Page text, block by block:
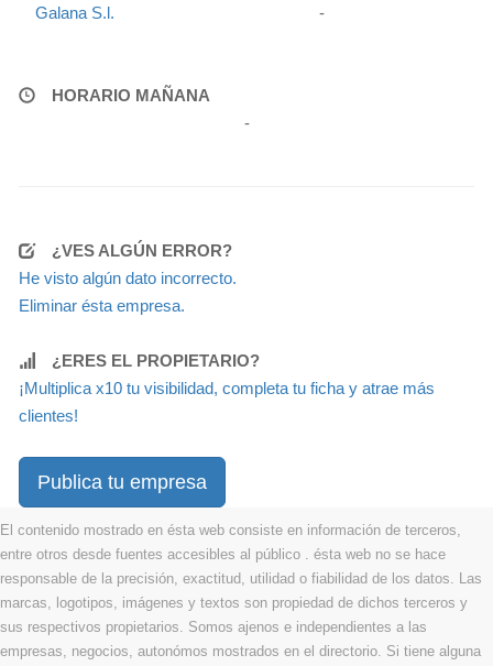
Galana S.l.
-
HORARIO MAÑANA
-
¿VES ALGÚN ERROR?
He visto algún dato incorrecto.
Eliminar ésta empresa.
¿ERES EL PROPIETARIO?
¡Multiplica x10 tu visibilidad, completa tu ficha y atrae más
clientes!
Publica tu empresa
El contenido mostrado en ésta web consiste en información de terceros,
entre otros desde fuentes accesibles al público . ésta web no se hace
responsable de la precisión, exactitud, utilidad o fiabilidad de los datos. Las
marcas, logotipos, imágenes y textos son propiedad de dichos terceros y
sus respectivos propietarios. Somos ajenos e independientes a las
empresas, negocios, autonómos mostrados en el directorio. Si tiene alguna